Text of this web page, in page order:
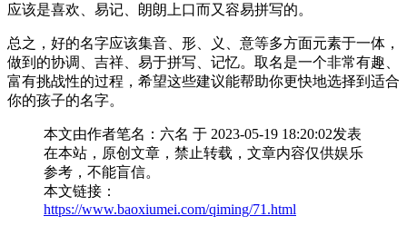
应该是喜欢、易记、朗朗上口而又容易拼写的。
总之，好的名字应该集音、形、义、意等多方面元素于一体，
做到的协调、吉祥、易于拼写、记忆。取名是一个非常有趣、
富有挑战性的过程，希望这些建议能帮助你更快地选择到适合
你的孩子的名字。
本文由作者笔名：六名 于 2023-05-19 18:20:02发表
在本站，原创文章，禁止转载，文章内容仅供娱乐
参考，不能盲信。
本文链接：
https://www.baoxiumei.com/qiming/71.html